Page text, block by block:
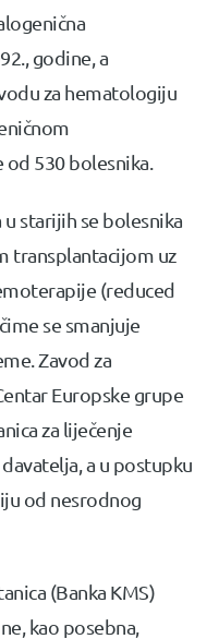
godine, a
za hematologiju
530 bolesnika.
starijih se bolesnika
transplantacijom uz
(reduced
se smanjuje
Zavod za
Europske grupe
za liječenje
a u postupku
od nesrodnog
(Banka KMS)
kao posebna,